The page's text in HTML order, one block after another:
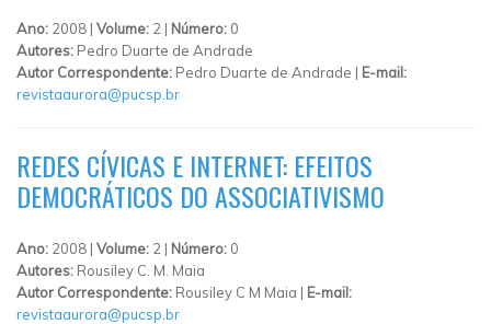
Ano: 2008 | Volume: 2 | Número: 0
Autores: Pedro Duarte de Andrade
Autor Correspondente: Pedro Duarte de Andrade | E-mail:
revistaaurora@pucsp.br
REDES CÍVICAS E INTERNET: EFEITOS
DEMOCRÁTICOS DO ASSOCIATIVISMO
Ano: 2008 | Volume: 2 | Número: 0
Autores: Rousiley C. M. Maia
Autor Correspondente: Rousiley C M Maia | E-mail:
revistaaurora@pucsp.br